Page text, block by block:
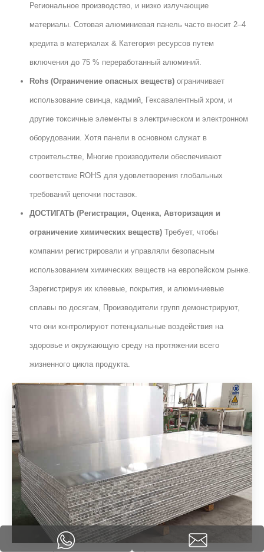
Региональное производство, и низко излучающие
материалы. Сотовая алюминиевая панель часто вносит 2–4
кредита в материалах & Категория ресурсов путем
включения до 75 % переработанный алюминий.
Rohs (Ограничение опасных веществ)ограничивает
использование свинца, кадмий, Гексавалентный хром, и
другие токсичные элементы в электрическом и электронном
оборудовании. Хотя панели в основном служат в
строительстве, Многие производители обеспечивают
соответствие ROHS для удовлетворения глобальных
требований цепочки поставок.
ДОСТИГАТЬ (Регистрация, Оценка, Авторизация и
ограничение химических веществ)Требует, чтобы
компании регистрировали и управляли безопасным
использованием химических веществ на европейском рынке.
Зарегистрируя их клеевые, покрытия, и алюминиевые
сплавы по досягам, Производители групп демонстрируют,
что они контролируют потенциальные воздействия на
здоровье и окружающую среду на протяжении всего
жизненного цикла продукта.